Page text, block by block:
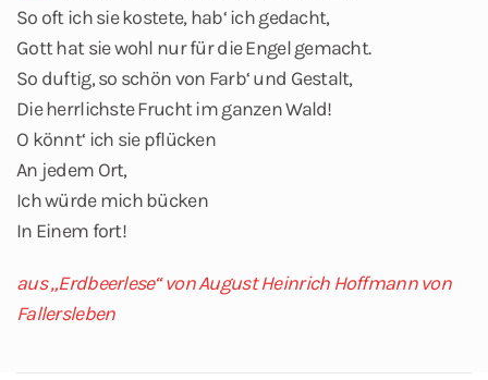
So oft ich sie kostete, hab‘ ich gedacht,
Gott hat sie wohl nur für die Engel gemacht.
So duftig, so schön von Farb‘ und Gestalt,
Die herrlichste Frucht im ganzen Wald!
O könnt‘ ich sie pflücken
An jedem Ort,
Ich würde mich bücken
In Einem fort!
aus „Erdbeerlese“ von August Heinrich Hoffmann von
Fallersleben